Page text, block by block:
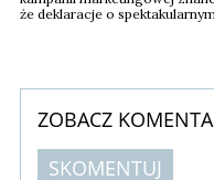
że deklaracje o
ZOBACZ
SKOMENTUJ